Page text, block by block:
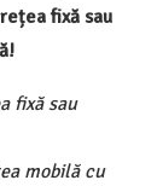
fixă sau
fixă sau
mobilă cu